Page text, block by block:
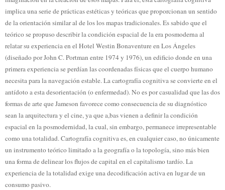
implica una serie de prácticas estéticas y teóricas que proporcionan un sentido
de la orientación similar al de los los mapas tradicionales. Es sabido que el
teórico se propuso describir la condición espacial de la era posmoderna al
relatar su experiencia en el Hotel Westin Bonaventure en Los Ángeles
(diseñado por John C. Portman entre 1974 y 1976), un edificio donde en una
primera experiencia se perdían las coordenadas físicas que el cuerpo humano
necesita para la navegación estable. La cartografía cognitiva se convierte en el
antídoto a esta desorientación (o enfermedad). No es por casualidad que las dos
formas de arte que Jameson favorece como consecuencia de su diagnóstico
sean la arquitectura y el cine, ya que a,bas vienen a definir la condición
espacial en la posmodernidad, la cual, sin embargo, permanece irrepresentable
como una totalidad. Cartografía cognitiva es, en cualquier caso, no únicamente
un instrumento teórico limitado a la geografía o la topología, sino más bien
una forma de delinear los flujos de capital en el capitalismo tardío. La
experiencia de la totalidad exige una decodificación activa en lugar de un
consumo pasivo.